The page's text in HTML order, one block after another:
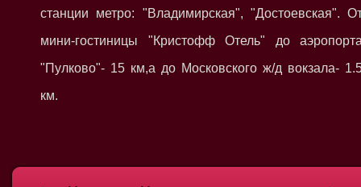
станции метро: "Владимирская", "Достоевская".
мини-гостиницы "Кристофф Отель" до
"Пулково"- 15 км,а до Московского ж/д вокзала-
км.